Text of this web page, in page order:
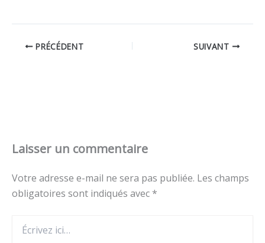
PRÉCÉDENT SUIVANT
Laisser un commentaire
Votre adresse e-mail ne sera pas publiée. Les champs
obligatoires sont indiqués avec *
ici…